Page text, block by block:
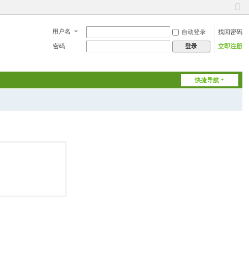
切
到
窄
用户名 自动登录
找回密码
密码
登录 立即注册
快捷导航